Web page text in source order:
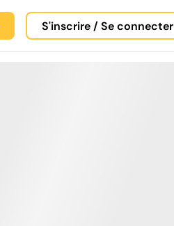
S'inscrire / Se connecter